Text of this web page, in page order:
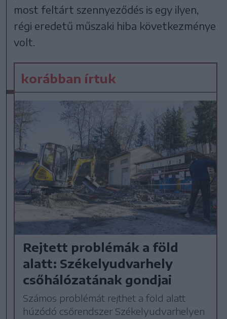
most feltárt szennyeződés is egy ilyen,
régi eredetű műszaki hiba következménye
volt.
korábban írtuk
Rejtett problémák a föld
alatt: Székelyudvarhely
csőhálózatának gondjai
Számos problémát rejthet a föld alatt
húzódó csőrendszer Székelyudvarhelyen